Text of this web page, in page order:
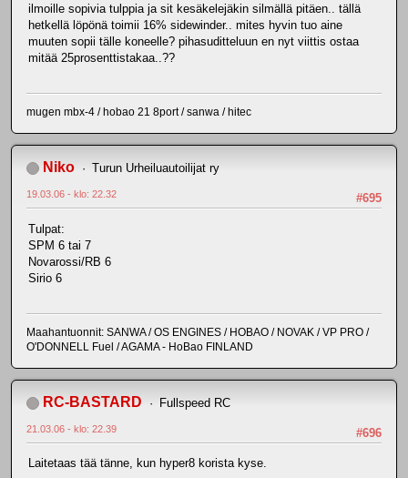
ilmoille sopivia tulppia ja sit kesäkelejäkin silmällä pitäen.. tällä
hetkellä löpönä toimii 16% sidewinder.. mites hyvin tuo aine
muuten sopii tälle koneelle? pihasuditteluun en nyt viittis ostaa
mitää 25prosenttistakaa..??
mugen mbx-4 / hobao 21 8port / sanwa / hitec
Niko Turun Urheiluautoilijat ry
#695
19.03.06 - klo: 22.32
Tulpat:
SPM 6 tai 7
Novarossi/RB 6
Sirio 6
Maahantuonnit: SANWA / OS ENGINES / HOBAO / NOVAK / VP PRO /
O'DONNELL Fuel / AGAMA - HoBao FINLAND
RC-BASTARD Fullspeed RC
#696
21.03.06 - klo: 22.39
Laitetaas tää tänne, kun hyper8 korista kyse.